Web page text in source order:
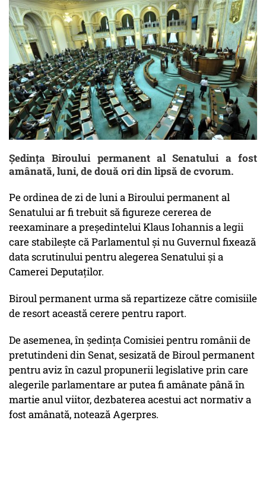
Şedinţa Biroului permanent al Senatului a fost
amânată, luni, de două ori din lipsă de cvorum.
Pe ordinea de zi de luni a Biroului permanent al
Senatului ar fi trebuit să figureze cererea de
reexaminare a preşedintelui Klaus Iohannis a legii
care stabileşte că Parlamentul şi nu Guvernul fixează
data scrutinului pentru alegerea Senatului şi a
Camerei Deputaţilor.
Biroul permanent urma să repartizeze către comisiile
de resort această cerere pentru raport.
De asemenea, în şedinţa Comisiei pentru românii de
pretutindeni din Senat, sesizată de Biroul permanent
pentru aviz în cazul propunerii legislative prin care
alegerile parlamentare ar putea fi amânate până în
martie anul viitor, dezbaterea acestui act normativ a
fost amânată, notează Agerpres.